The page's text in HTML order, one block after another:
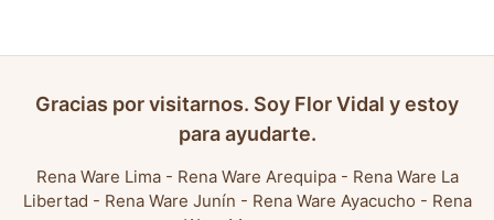
Gracias por visitarnos. Soy Flor Vidal y estoy
para ayudarte.
Rena Ware Lima- Rena Ware Arequipa- Rena Ware La
Libertad - Rena Ware Junín - Rena Ware Ayacucho - Rena